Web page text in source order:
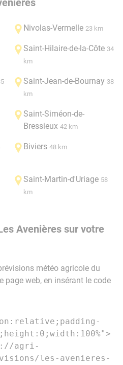
Nivolas-Vermelle 23 km
Saint-Hilaire-de-la-Côte 34
km
Saint-Jean-de-Bournay 38
km
Saint-Siméon-de-
Bressieux 42 km
Biviers 48 km
Saint-Martin-d'Uriage 58
km
Avenières sur votre
météo agricole du
page web, en insérant le code